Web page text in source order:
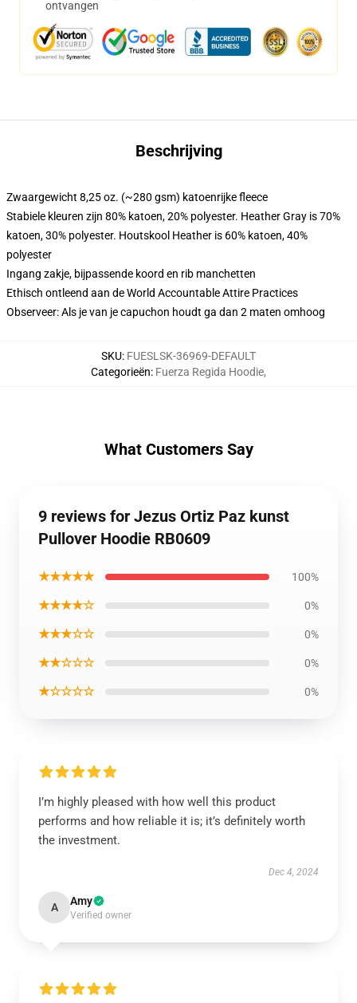
ontvangen
Beschrijving
Zwaargewicht 8,25 oz. (~280 gsm) katoenrijke fleece
Stabiele kleuren zijn 80% katoen, 20% polyester. Heather Gray is 70%
katoen, 30% polyester. Houtskool Heather is 60% katoen, 40%
polyester
Ingang zakje, bijpassende koord en rib manchetten
Ethisch ontleend aan de World Accountable Attire Practices
Observeer: Als je van je capuchon houdt ga dan 2 maten omhoog
SKU: FUESLSK-36969-DEFAULT
Categorieën: Fuerza Regida Hoodie,
What Customers Say
9 reviews for Jezus Ortiz Paz kunst
Pullover Hoodie RB0609
★★★★★ 100%
★★★★☆ 0%
★★★☆☆ 0%
★★☆☆☆ 0%
★☆☆☆☆ 0%
I’m highly pleased with how well this product
performs and how reliable it is; it’s definitely worth
the investment.
Dec 4, 2024
A Amy
Verified owner